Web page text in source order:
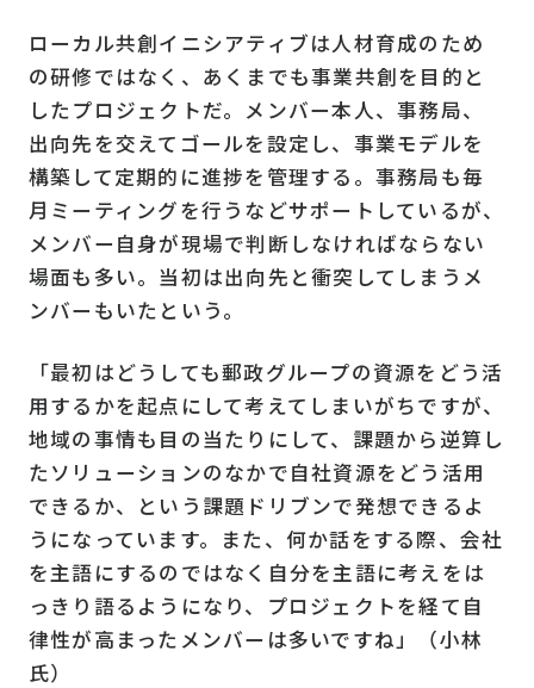
ローカル共創イニシアティブは人材育成のため
の研修ではなく、あくまでも事業共創を目的と
したプロジェクトだ。メンバー本人、事務局、
出向先を交えてゴールを設定し、事業モデルを
構築して定期的に進捗を管理する。事務局も毎
月ミーティングを行うなどサポートしているが、
メンバー自身が現場で判断しなければならない
場面も多い。当初は出向先と衝突してしまうメ
ンバーもいたという。
「最初はどうしても郵政グループの資源をどう活
用するかを起点にして考えてしまいがちですが、
地域の事情も目の当たりにして、課題から逆算し
たソリューションのなかで自社資源をどう活用
できるか、という課題ドリブンで発想できるよ
うになっています。また、何か話をする際、会社
を主語にするのではなく自分を主語に考えをは
っきり語るようになり、プロジェクトを経て自
律性が高まったメンバーは多いですね」（小林
氏）